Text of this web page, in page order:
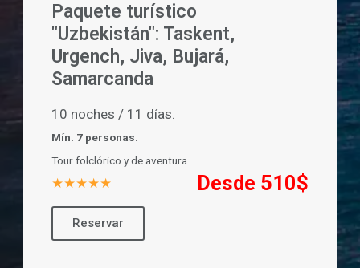
Paquete turístico
"Uzbekistán": Taskent,
Urgench, Jiva, Bujará,
Samarcanda
10 noches / 11 días.
Mín. 7 personas.
Tour folclórico y de aventura.
★★★★★ Desde 510$
Reservar